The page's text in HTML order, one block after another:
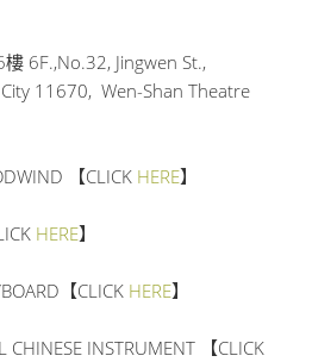
6F.,No.32, Jingwen St.,
11670, Wen-Shan Theatre
【CLICK HERE】
HERE】
【CLICK HERE】
INSTRUMENT 【CLICK